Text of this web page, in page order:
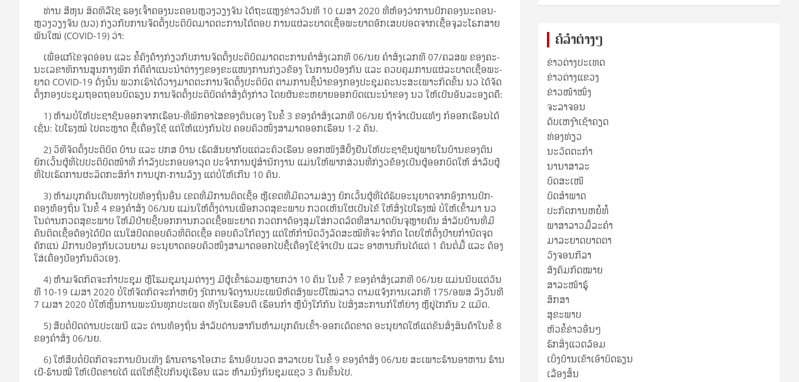
ທ່ານ ສີ​ຫຸນ ສິດ­ທິ​ລື​ໄຊ ຮອງ​ເຈົ້າ​ຄອງ​ນະ­ຄອນ­ຫຼວງ​ວຽງ​ຈັນ ໄດ້​ຖະ­ແຫຼງ​ຂ່າວ​ວັນ​ທີ 10 ເມ­ສາ 2020 ທີ່​ຫ້ອງ​ວ່າ­ການ​ປົກ­ຄອງ​ນະ­ຄອນ­
ຫຼວງ​ວຽງ​ຈັນ (ນວ) ກ່ຽວ​ກັບ​ການ­ຈັດ­ຕັ້ງ​ປະ­ຕິ­ບັດ​ມາດ​ຕະ­ການ​ໂຕ້​ຕອບ ການ​ແຜ່​ລະ­ບາດ​ເຊື້ອ​ພະ­ຍາດ​ອັກ­ເສບ​ປອດ​ຈາກ​ເຊື້ອ​ຈຸ​ລະ​ໂຣກ​ສາຍ​
ພັນ​ໃໝ່ (COVID-19) ວ່າ:
ເພື່ອ​ແກ້​ໄຂ​ຈຸດ​ອ່ອນ ແລະ ຂໍ້­ຄົງ­ຄ້າງ​ກ່ຽວ​ກັບ​ການ­ຈັດ­ຕັ້ງ​ປະ­ຕິ­ບັດ​ມາດ​ຕະ­ການ​ຄຳ​ສັ່ງ​ເລກ​ທີ 06/ນຍ ຄຳ​ສັ່ງ​ເລກ​ທີ 07/ຄລສພ ຂອງ​ຄະ­
ນະ​ເລ­ຂາ­ທິ­ການ​ສູນ​ກາງ​ພັກ ກໍ​ຄື​ຄຳ​ແນະ­ນຳ​ຕ່າງໆ​ຂອງ​ຂະ­ແໜງ­ການ​ກ່ຽວ­ຂ້ອງ ໃນ​ການ​ປ້ອງ​ກັນ ແລະ ຄວບ​ຄຸມ​ການ​ແຜ່​ລະ­ບາດ​ເຊື້ອ​ພະ­
ຍາດ COVID-19 ດັ່ງ­ນັ້ນ ພວກ​ເຮົາ​ໄດ້​ວາງ​ມາດ​ຕະ​ການ­ຈັດ­ຕັ້ງ​ປະ­ຕິ­ບັດ ຕາມ​ການ​ຊີ້​ນຳ​ຂອງ​ກອງ​ປະ­ຊຸມ​ຄະ­ນະ​ສະ­ເພາະ​ກິດ​ຂັ້ນ ນວ ໄດ້​ຈັດ​
ຕັ້ງ​ກອງ​ປະ­ຊຸມ​ຖອດ​ຖອນ​ບົດ­ຮຽນ ການ­ຈັດ­ຕັ້ງ​ປະ­ຕິ­ບັດ​ຄຳ​ສັ່ງ​ດັ່ງ­ກ່າວ ໂດຍ​ຜັນ​ຂະ­ຫຍາຍ​ອອກ​ບົດ​ແນະ­ນຳ​ຂອງ ນວ ໃຫ້​ເປັນ​ອັນ​ລະ­ອຽດ​ຄື:
1) ຫ້າມ​ບໍ່​ໃຫ້​ປະ­ຊາ­ຊົນ​ອອກ​ຈາກ​ເຮືອນ-ທີ່​ພັກ​ອາ­ໄສ​ຂອງ​ຕົນ​ເອງ ໃນ​ຂໍ້ 3 ຂອງ​ຄຳ​ສັ່ງ​ເລກ​ທີ 06/ນຍ ຖ້າ​ຈຳ­ເປັນ​ແທ້ໆ ກໍ​ອອກ­ເຮືອນ​ໄດ້​
ເຊັ່ນ: ໄປ​ໂຮງ­ໝໍ ໄປ​ຕະ­ຫຼາດ ຊື້​ເຄື່ອງ­ໃຊ້ ແຕ່​ໃຫ້​ແບ່ງ​ກັນ​ໄປ ຄອບ­ຄົວ​ໜຶ່ງ​ສາ­ມາດ​ອອກ­ເຮືອນ 1-2 ຄົນ.
2) ວິ­ທີ​ຈັດ​ຕັ້ງ​ປະ­ຕິ­ບັດ ບ້ານ ແລະ ປກສ ບ້ານ ເຮັດ​ສັນ­ຍາ​ກັບ​ແຕ່​ລະ​ຄົວ​ເຮືອນ ອອກ​ໜັງ­ສື​ຢັ້ງ­ຢືນ​ໃຫ້​ປະ­ຊາ­ຊົນ​ຢູ່​ພາຍ​ໃນ​ບ້ານ​ຂອງ​ຕົນ
ຍົກ­ເວັ້ນ​ຜູ້​ທີ່​ໄປ​ປະ­ຕິ­ບັດ​ໜ້າ­ທີ່ ກຳ­ລັງ​ປະ­ກອບ​ອາ­ວຸດ ປະ­ຈຳ­ການ​ຢູ່​ສຳ­ນັກ­ງານ ແມ່ນ​ໃຫ້​ພາກ­ສ່ວນ​ທີ່​ກ່ຽວ­ຂ້ອງ​ເປັນ​ຜູ້​ອອກ​ບັດ​ໃຫ້ ສຳ­ລັບ​ຜູ້​
ທີ່​ໄປ​ເຮັດ​ການ​ຜະ­ລິດ​ກະ­ສິ­ກຳ ການ​ປູກ-ການ​ລ້ຽງ ແຕ່​ບໍ່​ໃຫ້​ເກີນ 10 ຄົນ.
3) ຫ້າມ​ບຸກ­ຄົນ​ເດີນ­ທາງ​ໄປ​ທ້ອງ­ຖິ່ນ​ອື່ນ ເຂດ​ທີ່​ມີ​ການ​ຕິດ­ເຊື້ອ ຫຼື​ເຂດ​ທີ່​ມີ​ຄວາມ​ສ່ຽງ ຍົກ­ເວັ້ນ​ຜູ້​ທີ່​ໄດ້​ຮັບ​ອະ­ນຸ­ຍາດ​ຈາກ​ອົງ­ການ​ປົກ­
ຄອງ​ທ້ອງ­ຖິ່ນ ໃນ​ຂໍ້ 4 ຂອງ​ຄຳ​ສັ່ງ 06/ນຍ ແມ່ນ​ໃຫ້​ຕັ້ງ​ດ່ານ​ເພື່ອ​ກວດ​ສຸ­ຂະ­ພາບ ກວດ​ເຫັນ​ໃຜ​ເປັນ­ໄຂ້ ໃຫ້​ສົ່ງ​ໄປ​ໂຮງ­ໝໍ ບໍ່​ໃຫ້​ເຂົ້າ​ມາ ນວ
ໃນ​ດ່ານ​ກວດ​ສຸ­ຂະ­ພາບ ໃຫ້​ມີ​ປ້າຍ​ຊີ້​ບອກ​ການ​ກວດ​ເຊື້ອ​ພະ­ຍາດ ກວດ­ກາ​ຕ້ອງ​ສຸມ​ໃສ່​ກວດ​ລົດ​ທີ່​ສາ­ມາດ​ບັນ­ຈຸ​ຫຼາຍ​ຄົນ ສຳ­ລັບ​ບ້ານ​ທີ່​ມີ​
ຄົນ​ຕິດ­ເຊື້ອ​ຕ້ອງ​ໄດ້​ປິດ ແນ­ໃສ່​ປິດ​ຄອບ­ຄົວ​ທີ່​ຕິດ­ເຊື້ອ ຄອບ­ຄົວ​ໃກ້​ຄຽງ ແຕ່​ໃຫ້​ກຳ­ນົດ​ວົງ​ລັດ­ສະ­ໝີ​ທີ່​ຈະ​ຈຳ­ກັດ ໂດຍ​ໃຫ້​ຕັ້ງ​ປ້າຍ​ກຳ­ນົດ​ຈຸດ​
ຄັກ­ແນ່ ມີ​ການ​ປ້ອງ​ກັນ​ເວນ­ຍາມ ອະ­ນຸ­ຍາດ​ຄອບ­ຄົວ​ໜຶ່ງ​ສາ­ມາດ​ອອກ​ໄປ​ຊື້​ເຄື່ອງ­ໃຊ້​ຈຳ­ເປັນ ແລະ ອາ­ຫານ​ກິນ​ໄດ້​ແຕ່ 1 ຄົນ​ຕໍ່​ມື້ ແລະ ຕ້ອງ​
ໃສ່­ເຄື່ອງ​ປ້ອງ​ກັນ​ຕົວ​ເອງ.
4) ຫ້າມ​ຈັດ​ກິດ­ຈະ­ກຳ​ປະ­ຊຸມ ຫຼື​ໂຮມ​ຊຸມ­ນຸມ​ຕ່າງໆ ມີ​ຜູ້​ເຂົ້າ​ຮ່ວມ​ຫຼາຍ​ກວ່າ 10 ຄົນ ໃນ​ຂໍ້ 7 ຂອງ​ຄຳ​ສັ່ງ​ເລກ​ທີ 06/ນຍ ແມ່ນ​ນັບ​ແຕ່​ວັນ​
ທີ 10-19 ເມ­ສາ 2020 ບໍ່​ໃຫ້​ຈັດ​ກິດ­ຈະ­ກຳ​ຫຍັງ ງົດ​ການ​ຈັດ​ງານ​ປະ­ເພ­ນີ​ຫົດ­ສົງ​ພະ​ປີ​ໃໝ່​ລາວ ຕາມ​ແຈ້ງ​ການ​ເລກ​ທີ 175/ອພສ ລົງ​ວັນ​ທີ
7 ເມ­ສາ 2020 ບໍ່​ໃຫ້​ຫຼິ້ນ​ການ​ພະ­ນັນ​ທຸກ​ປະ­ເພດ ທັງ​ໃນ​ເຮືອນ​ດີ ເຮືອນ​ກຳ ຫຼື​ນັ່ງ​ໃກ້​ກັນ ໄປ​ສົ່ງ­ສະ­ການ​ກໍ​ໃຫ້​ຍ່າງ ຫຼື​ຢູ່​ໄກ​ກັນ 2 ແມັດ.
5) ສືບ­ຕໍ່​ປິດ​ດ່ານ​ປະ­ເພ­ນີ ແລະ ດ່ານ​ທ້ອງ­ຖິ່ນ ສຳ­ລັບ​ດ່ານ​ສາ­ກົນ​ຫ້າມ​ບຸກ­ຄົນ​ເຂົ້າ-ອອກ​ເດັດ­ຂາດ ອະ­ນຸ­ຍາດ​ໃຫ້​ແຕ່​ຂົນ­ສົ່ງ​ສິນ­ຄ້າ​ໃນ​ຂໍ້ 8
ຂອງ​ຄຳ​ສັ່ງ 06/ນຍ.
6) ໃຫ້​ສືບ­ຕໍ່​ປິດ​ກິດ​ຈະ​ການ­ບັນ­ເທິງ ຮ້ານ​ຄາ​ຣາ​ໂອ​ເກະ ຮ້ານ​ອົບ​ນວດ ສາ­ລາ​ເບຍ ໃນ​ຂໍ້ 9 ຂອງ​ຄຳ​ສັ່ງ 06/ນຍ ສະ­ເພາະ​ຮ້ານ​ອາ­ຫານ ຮ້ານ​
ເຝີ-ຮ້ານ​ໝີ່ ໃຫ້​ເປີດ​ຂາຍ​ໄດ້ ແຕ່​ໃຫ້​ຊື້​ໄປ​ກິນ​ຢູ່​ເຮືອນ ແລະ ຫ້າມ​ນັ່ງ​ກິນ​ຊຸມ​ແຊວ 3 ຄົນ​ຂຶ້ນ​ໄປ.
ຄໍລຳຕ່າງໆ
ຂ່າວຕ່າງປະເທດ
ຂ່າວ​ຕ່າງ​ແຂວງ
ຂ່າວໜ້າໜຶ່ງ
ຈະລາຈອນ
ດັບເຫງົາເຊົາຄຽດ
ທ່ອງທ່ຽວ
ນະວັດຕະກໍາ
ນານາສາລະ
ບົດສະເໜີ
ບົດສໍາພາດ
ປະກົດການຫຍໍ້ທໍ້
ພາສາລາວມື້ລະຄຳ
ມາລະຍາດບາດຕາ
ວົງຈອນກີລາ
ສັງຄົມກົດໝາຍ
ສາລະໜ້າຮູ້
ສຶກສາ
ສຸ​ຂະ​ພາບ
ຫົວຂໍ້ຂ່າວອື່ນໆ
ຮັກສິ່ງແວດລ້ອມ
ເບິ່ງບ້ານເຂົາເອົາບົດຮຽນ
ເລື່ອງສັ້ນ